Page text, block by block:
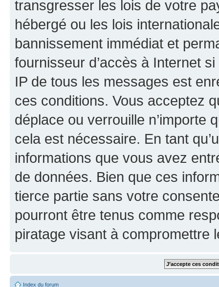
transgresser les lois de votre
hébergé ou les lois
bannissement immédiat et
fournisseur d’accès à Internet
IP de tous les messages est
ces conditions. Vous acceptez
déplace ou verrouille n’importe
cela est nécessaire. En tant
informations que vous avez
de données. Bien que ces
tierce partie sans votre
pourront être tenus comme
piratage visant à compromettre
Index du forum